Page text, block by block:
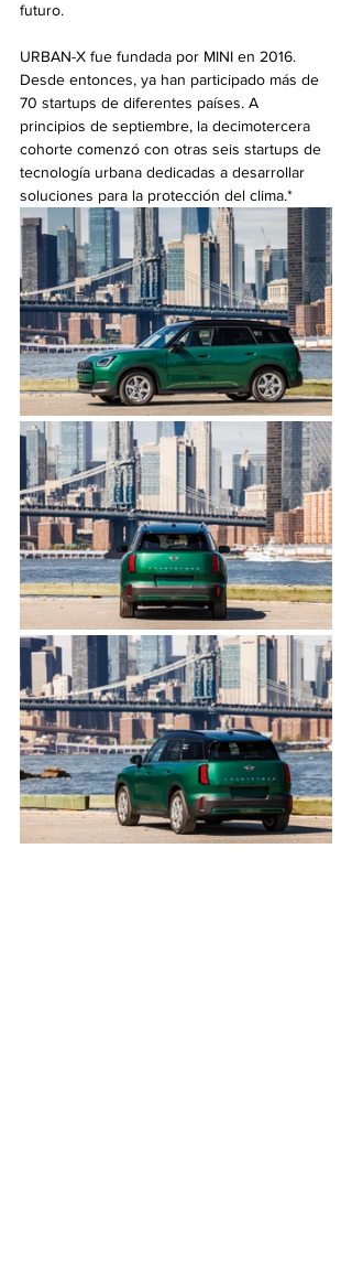
futuro.
URBAN-X fue fundada por MINI en 2016.
Desde entonces, ya han participado más de
70 startups de diferentes países. A
principios de septiembre, la decimotercera
cohorte comenzó con otras seis startups de
tecnología urbana dedicadas a desarrollar
soluciones para la protección del clima.*